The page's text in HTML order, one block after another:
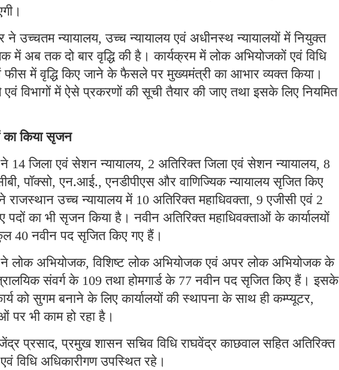
ने उच्चतम न्यायालय,उच्च न्यायालय एवं अधीनस्थ न्यायालयों में नियुक्त
में अब तक दो बार वृद्धि की है। कार्यक्रम में लोक अभियोजकों एवं विधि
फीस में वृद्धि किए जाने के फैसले पर मुख्यमंत्री का आभार व्यक्त किया।
विभागों में ऐसे प्रकरणों की सूची तैयार की जाए तथा इसके लिए नियमित
का किया सृजन
14जिला एवं सेशन न्यायालय, 2 अतिरिक्त जिला एवं सेशन न्यायालय, 8
,पॉक्सो,एन.आई.,एनडीपीएस और वाणिज्यिक न्यायालय सृजित किए
राजस्थान उच्च न्यायालय में 10 अतिरिक्त महाधिवक्ता, 9एजीसी एवं 2
का भी सृजन किया है। नवीन अतिरिक्त महाधिवक्ताओं के कार्यालयों
40नवीन पद सृजित किए गए हैं।
ने लोक अभियोजक,विशिष्ट लोक अभियोजक एवं अपर लोक अभियोजक के
संवर्ग के 109तथा होमगार्ड के 77नवीन पद सृजित किए हैं। इसके
को सुगम बनाने के लिए कार्यालयों की स्थापना के साथ ही कम्प्यूटर,
भी काम हो रहा है।
प्रसाद,प्रमुख शासन सचिव विधि राघवेंद्र काछवाल सहित अतिरिक्त
विधि अधिकारीगण उपस्थित रहे।